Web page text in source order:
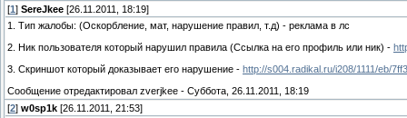
[1 ] SereJkee [26.11.2011, 18:19]
1. Тип жалобы: (Оскорбление, мат, нарушение правил, т.д) - реклама в лс
2. Ник пользователя который нарушил правила (Ссылка на его профиль или ник) -
3. Скриншот который доказывает его нарушение - http://s004.radikal.ru/i208/1111/eb/
Сообщение отредактировал zverjkee - Суббота, 26.11.2011, 18:19
[2] w0sp1k [26.11.2011, 21:53]